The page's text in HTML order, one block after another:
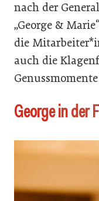
nach der
„George &
die
auch die
George in der